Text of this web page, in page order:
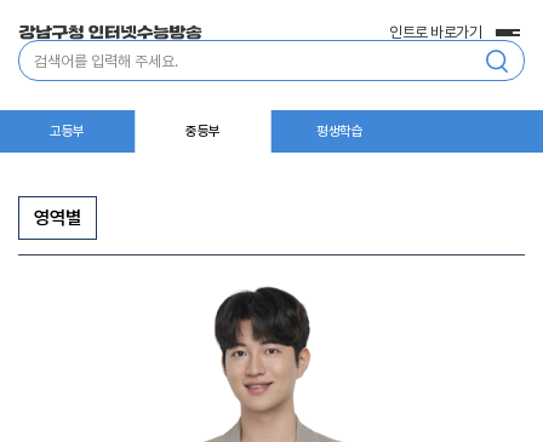
통
합
색
인트로 바로가기
전
체
메
고등부 중등부 평생학습
영역별